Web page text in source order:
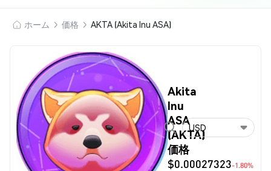
ホーム 価格 AKTA (Akita Inu ASA)
Akita
Inu
ASA
(AKTA)
価格
$0.00027323-1.80%
USD